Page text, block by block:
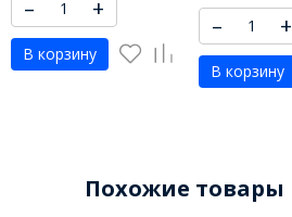
– +
В корзину
– +
В корзину
Похожие товары